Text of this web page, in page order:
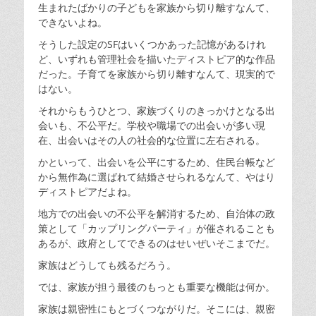
生まれたばかりの子どもを家族から切り離すなんて、
できないよね。
そうした設定のSFはいくつかあった記憶があるけれ
ど、いずれも管理社会を描いたディストピア的な作品
だった。子育てを家族から切り離すなんて、現実的で
はない。
それからもうひとつ、家族づくりのきっかけとなる出
会いも、不公平だ。学校や職場での出会いが多い現
在、出会いはその人の社会的な位置に左右される。
かといって、出会いを公平にするため、住民台帳など
から無作為に選ばれて結婚させられるなんて、やはり
ディストピアだよね。
地方での出会いの不公平を解消するため、自治体の政
策として「カップリングパーティ」が催されることも
あるが、政府としてできるのはせいぜいそこまでだ。
家族はどうしても残るだろう。
では、家族が担う最後のもっとも重要な機能は何か。
家族は親密性にもとづくつながりだ。そこには、親密